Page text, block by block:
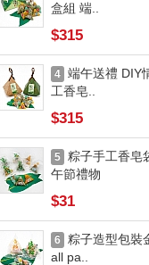
盒組 端..
$315
4 端午送禮 DIY
工香皂..
$315
5 粽子手工香皂
午節禮物
$31
6
粽子造型包裝
all pa..